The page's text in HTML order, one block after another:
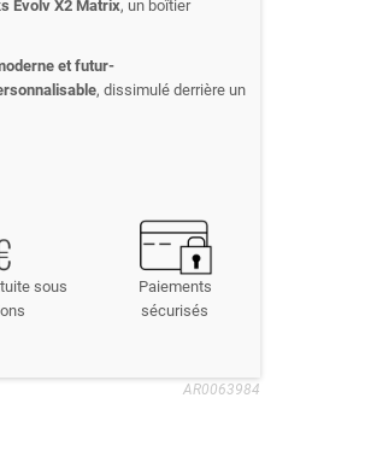
Evolv X2 Matrix, un boîtier
et futur-
, dissimulé derrière un
sous
Paiements
sécurisés
AR0063984